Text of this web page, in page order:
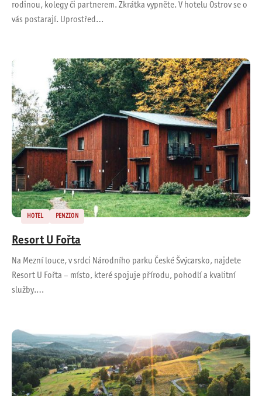
rodinou, kolegy či partnerem. Zkrátka vypněte. V hotelu Ostrov se o
vás postarají. Uprostřed…
HOTEL PENZION
Resort U Fořta
Na Mezní louce, v srdci Národního parku České Švýcarsko, najdete
Resort U Fořta – místo, které spojuje přírodu, pohodlí a kvalitní
služby.…